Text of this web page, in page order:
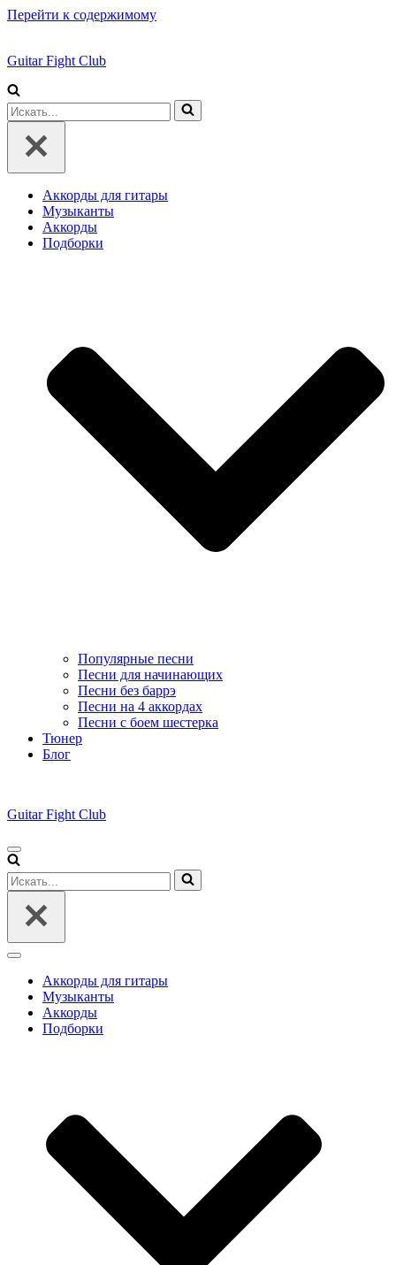
Перейти к содержимому
Guitar Fight Club
Искать...
Аккорды для гитары
Музыканты
Аккорды
Подборки
Популярные песни
Песни для начинающих
Песни без баррэ
Песни на 4 аккордах
Песни с боем шестерка
Тюнер
Блог
Guitar Fight Club
Меню
навигации
Искать...
Меню
навигацииАккорды для гитары
Музыканты
Аккорды
Подборки